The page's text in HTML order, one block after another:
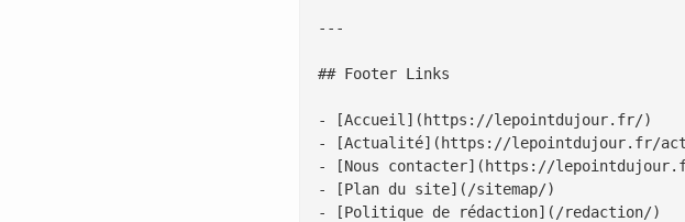
---
## Footer Links
- [Accueil](https://lepointdujour.fr/)
- [Actualité](https://lepointdujour.fr/
- [Nous contacter](https://
- [Plan du site](/sitemap/)
- [Politique de rédaction](/redaction/)